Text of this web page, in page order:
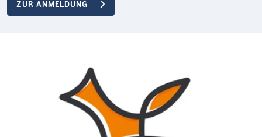
ZUR ANMELDUNG